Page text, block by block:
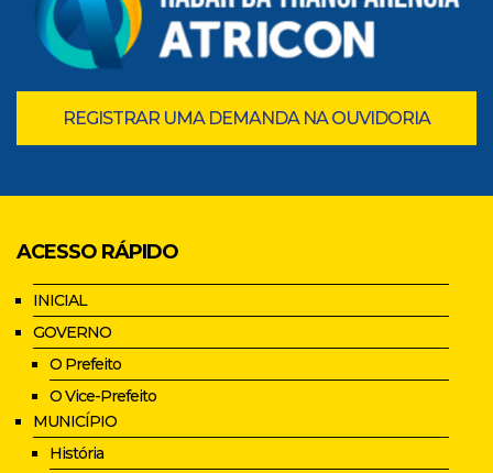
REGISTRAR UMA DEMANDA NA OUVIDORIA
ACESSO RÁPIDO
INICIAL
GOVERNO
O Prefeito
O Vice-Prefeito
MUNICÍPIO
História